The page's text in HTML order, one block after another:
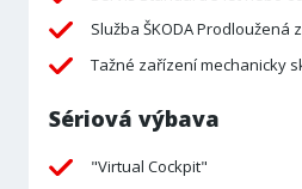
Služba ŠKODA Prodloužená
Tažné zařízení mechanicky
Sériová výbava
"Virtual Cockpit"